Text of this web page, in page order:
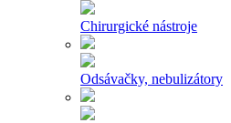
Chirurgické nástroje
Odsávačky, nebulizátory